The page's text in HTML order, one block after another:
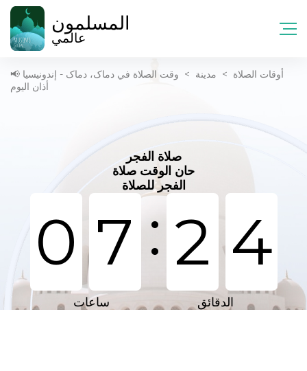
المسلمون
عالمي
أوقات الصلاة > مدينة > وقت الصلاة في دماک، دماک - إندونيسيا 📢
أذان اليوم
صلاة الفجر
حان الوقت صلاة
الفجر للصلاة
0 7 : 2 4
ساعات الدقائق